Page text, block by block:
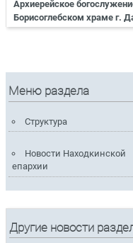
Архиерейское
Борисоглебском храме г.
Меню раздела
Структура
Новости Находкинской
епархии
Другие новости